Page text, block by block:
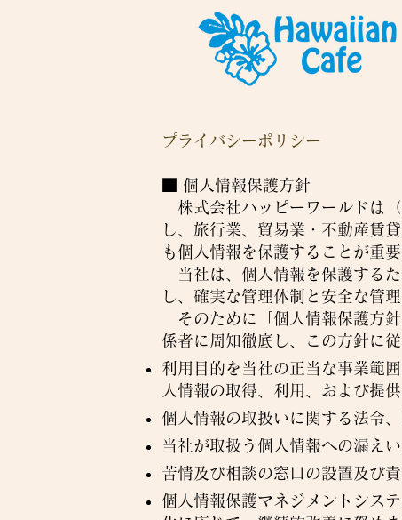
プライバシーポリシー
■ ​個人情報保護方針
株式会社ハッピーワールドは
し、旅行業、貿易業・不動産賃
も個人情報を保護することが重要
当社は、個人情報を保護する
し、確実な管理体制と安全な管
そのために「個人情報保護方
係者に周知徹底し、この方針に
利用目的を当社の正当な事業範
人情報の取得、利用、および提
個人情報の取扱いに関する法令
当社が取扱う個人情報への漏え
苦情及び相談の窓口の設置及び
個人情報保護マネジメントシス